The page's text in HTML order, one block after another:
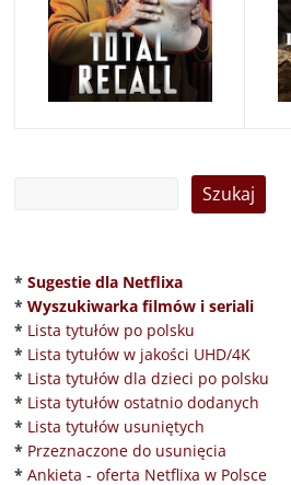
* Sugestie dla Netflixa
* Wyszukiwarka filmów i seriali
* Lista tytułów po polsku
* Lista tytułów w jakości UHD/4K
* Lista tytułów dla dzieci po polsku
* Lista tytułów ostatnio dodanych
* Lista tytułów usuniętych
* Przeznaczone do usunięcia
* Ankieta - oferta Netflixa w Polsce